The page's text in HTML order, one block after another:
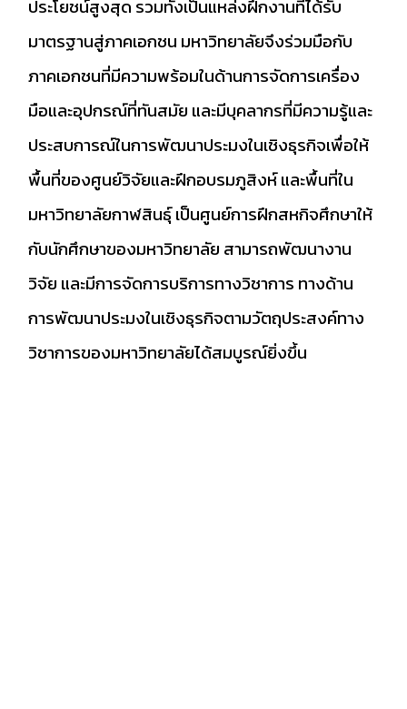
ประโยชน์สูงสุด รวมทั้งเป็นแหล่งฝึกงานที่ได้รับ
มาตรฐานสู่ภาคเอกชน มหาวิทยาลัยจึงร่วมมือกับ
ภาคเอกชนที่มีความพร้อมในด้านการจัดการเครื่อง
มือและอุปกรณ์ที่ทันสมัย และมีบุคลากรที่มีความรู้และ
ประสบการณ์ในการพัฒนาประมงในเชิงธุรกิจเพื่อให้
พื้นที่ของศูนย์วิจัยและฝึกอบรมภูสิงห์ และพื้นที่ใน
มหาวิทยาลัยกาฬสินธุ์ เป็นศูนย์การฝึกสหกิจศึกษาให้
กับนักศึกษาของมหาวิทยาลัย สามารถพัฒนางาน
วิจัย และมีการจัดการบริการทางวิชาการ ทางด้าน
การพัฒนาประมงในเชิงธุรกิจตามวัตถุประสงค์ทาง
วิชาการของมหาวิทยาลัยได้สมบูรณ์ยิ่งขึ้น